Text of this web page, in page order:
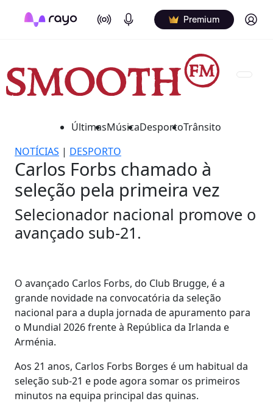
On Air Podcasts Premium Log in
ÚltimasMúsicaDesportoTrânsito
NOTÍCIAS | DESPORTO
Carlos Forbs chamado à
seleção pela primeira vez
Selecionador nacional promove o
avançado sub-21.
O avançado Carlos Forbs, do Club Brugge, é a
grande novidade na convocatória da seleção
nacional para a dupla jornada de apuramento para
o Mundial 2026 frente à República da Irlanda e
Arménia.
Aos 21 anos, Carlos Forbs Borges é um habitual da
seleção sub-21 e pode agora somar os primeiros
minutos na equipa principal das quinas.